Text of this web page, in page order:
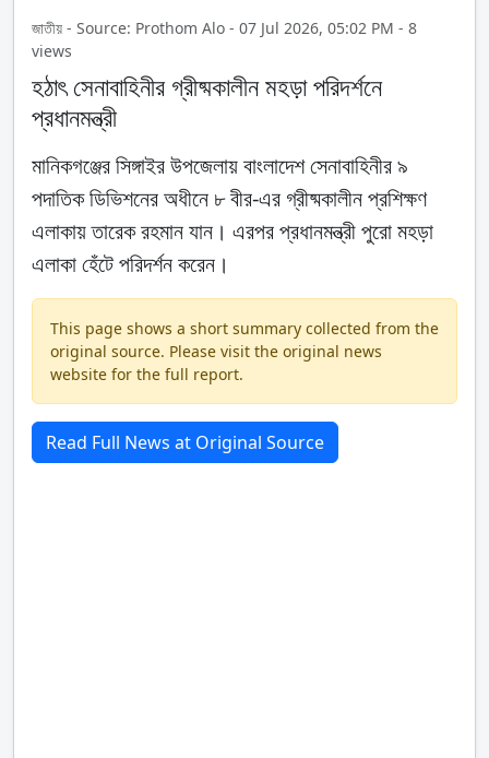
জাতীয় - Source: Prothom Alo - 07 Jul 2026, 05:02 PM - 8
views
হঠাৎ সেনাবাহিনীর গ্রীষ্মকালীন মহড়া পরিদর্শনে
প্রধানমন্ত্রী
মানিকগঞ্জের সিঙ্গাইর উপজেলায় বাংলাদেশ সেনাবাহিনীর ৯
পদাতিক ডিভিশনের অধীনে ৮ বীর-এর গ্রীষ্মকালীন প্রশিক্ষণ
এলাকায় তারেক রহমান যান। এরপর প্রধানমন্ত্রী পুরো মহড়া
এলাকা হেঁটে পরিদর্শন করেন।
This page shows a short summary collected from the
original source. Please visit the original news
website for the full report.
Read Full News at Original Source